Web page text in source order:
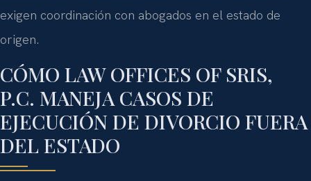
exigen coordinación con abogados en el estado de
origen.
CÓMO LAW OFFICES OF SRIS,
P.C. MANEJA CASOS DE
EJECUCIÓN DE DIVORCIO FUERA
DEL ESTADO